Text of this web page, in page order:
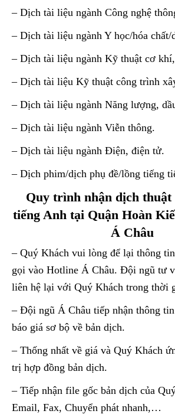
– Dịch tài liệu ngành Công nghệ
– Dịch tài liệu ngành Y học/hóa chất/
– Dịch tài liệu ngành Kỹ thuật cơ
– Dịch tài liệu Kỹ thuật công trình
– Dịch tài liệu ngành Năng lượng,
– Dịch tài liệu ngành Viễn thông.
– Dịch tài liệu ngành Điện, điện tử.
– Dịch phim/dịch phụ đề/lồng tiếng
Quy trình nhận dịch thuật
tiếng Anh tại Quận Hoàn
Á Châu
– Quý Khách vui lòng để lại thông
gọi vào Hotline Á Châu. Đội ngũ tư
liên hệ lại với Quý Khách trong thời
– Đội ngũ Á Châu tiếp nhận thông
báo giá sơ bộ về bản dịch.
– Thống nhất về giá và Quý Khách
trị hợp đồng bản dịch.
– Tiếp nhận file gốc bản dịch của
Email, Fax, Chuyển phát nhanh,…